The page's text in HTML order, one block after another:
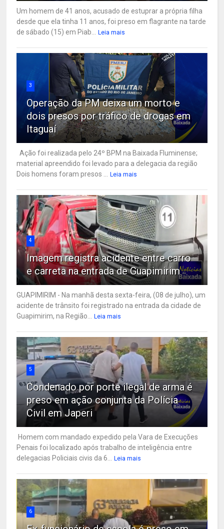
Um homem de 41 anos, acusado de estuprar a própria filha
desde que ela tinha 11 anos, foi preso em flagrante na tarde
de sábado (15) em Piab...
Leia mais
3
Operação da PM deixa um morto e
dois presos por tráfico de drogas em
Itaguaí
Ação foi realizada pelo 24º BPM na Baixada Fluminense;
material apreendido foi levado para a delegacia da região
Dois homens foram presos ...
Leia mais
4
Imagem registra acidente entre carro
e carreta na entrada de Guapimirim
GUAPIMIRIM - Na manhã desta sexta-feira, (08 de julho), um
acidente de trânsito foi registrado na entrada da cidade de
Guapimirim, na Região...
Leia mais
5
Condenado por porte ilegal de arma é
preso em ação conjunta da Polícia
Civil em Japeri
Homem com mandado expedido pela Vara de Execuções
Penais foi localizado após trabalho de inteligência entre
delegacias Policiais civis da 6...
Leia mais
6